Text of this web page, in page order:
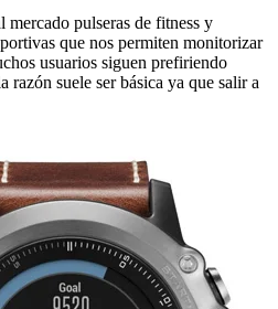
mercado pulseras de fitness y
que nos permiten monitorizar
usuarios siguen prefiriendo
suele ser básica ya que salir a